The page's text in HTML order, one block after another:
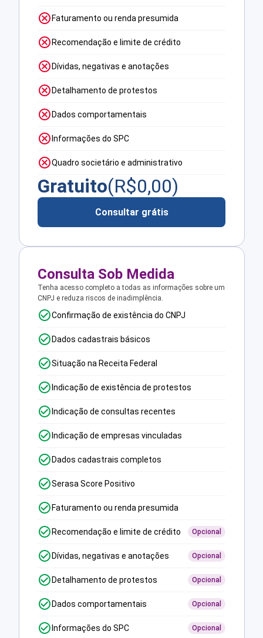
Faturamento ou renda presumida
Recomendação e limite de crédito
Dívidas, negativas e anotações
Detalhamento de protestos
Dados comportamentais
Informações do SPC
Quadro societário e administrativo
Gratuito(R$0,00)
Consultar grátis
Consulta Sob Medida
Tenha acesso completo a todas as informações sobre um
CNPJ e reduza riscos de inadimplência.
Confirmação de existência do CNPJ
Dados cadastrais básicos
Situação na Receita Federal
Indicação de existência de protestos
Indicação de consultas recentes
Indicação de empresas vinculadas
Dados cadastrais completos
Serasa Score Positivo
Faturamento ou renda presumida
Recomendação e limite de crédito Opcional
Dívidas, negativas e anotações Opcional
Detalhamento de protestos Opcional
Dados comportamentais Opcional
Informações do SPC Opcional